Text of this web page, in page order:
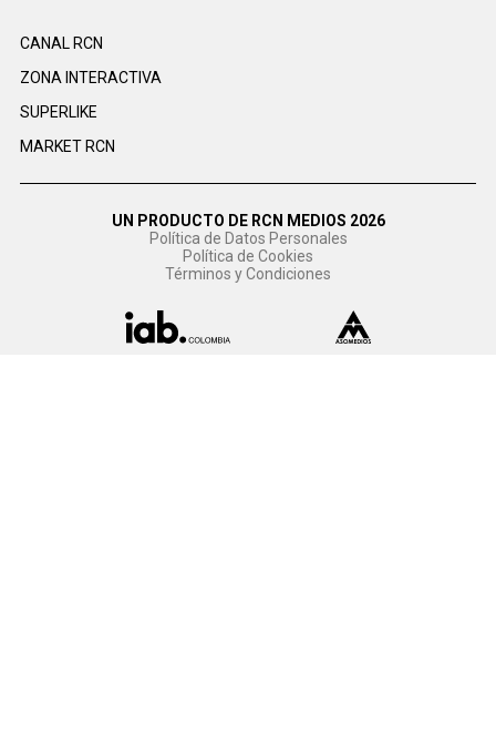
CANAL RCN
ZONA INTERACTIVA
SUPERLIKE
MARKET RCN
UN PRODUCTO DE RCN MEDIOS 2026
Política de Datos Personales
Política de Cookies
Términos y Condiciones